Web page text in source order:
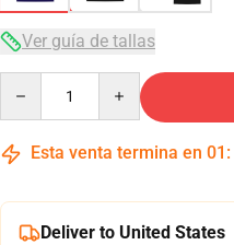
Ver guía de tallas
Esta venta termina en 01 :
Deliver to United States